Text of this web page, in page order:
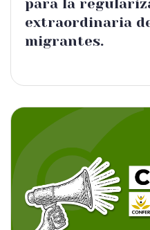
para la
extraordinaria
migrantes.